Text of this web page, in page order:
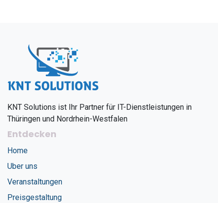
KNT Solutions ist Ihr Partner für IT-Dienstleistungen in
Thüringen und Nordrhein-Westfalen
Entdecken
Home
Uber uns
Veranstaltungen
Preisgestaltung